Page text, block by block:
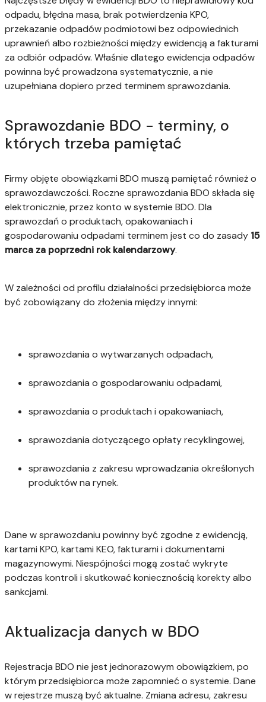
odpadu, błędna masa, brak potwierdzenia KPO,
przekazanie odpadów podmiotowi bez odpowiednich
uprawnień albo rozbieżności między ewidencją a fakturami
za odbiór odpadów. Właśnie dlatego ewidencja odpadów
powinna być prowadzona systematycznie, a nie
uzupełniana dopiero przed terminem sprawozdania.
Sprawozdanie BDO - terminy, o
których trzeba pamiętać
Firmy objęte obowiązkami BDO muszą pamiętać również o
sprawozdawczości. Roczne sprawozdania BDO składa się
elektronicznie, przez konto w systemie BDO. Dla
sprawozdań o produktach, opakowaniach i
gospodarowaniu odpadami terminem jest co do zasady 15
marca za poprzedni rok kalendarzowy.
W zależności od profilu działalności przedsiębiorca może
być zobowiązany do złożenia między innymi:
sprawozdania o wytwarzanych odpadach,
sprawozdania o gospodarowaniu odpadami,
sprawozdania o produktach i opakowaniach,
sprawozdania dotyczącego opłaty recyklingowej,
sprawozdania z zakresu wprowadzania określonych
produktów na rynek.
Dane w sprawozdaniu powinny być zgodne z ewidencją,
kartami KPO, kartami KEO, fakturami i dokumentami
magazynowymi. Niespójności mogą zostać wykryte
podczas kontroli i skutkować koniecznością korekty albo
sankcjami.
Aktualizacja danych w BDO
Rejestracja BDO nie jest jednorazowym obowiązkiem, po
którym przedsiębiorca może zapomnieć o systemie. Dane
w rejestrze muszą być aktualne. Zmiana adresu, zakresu